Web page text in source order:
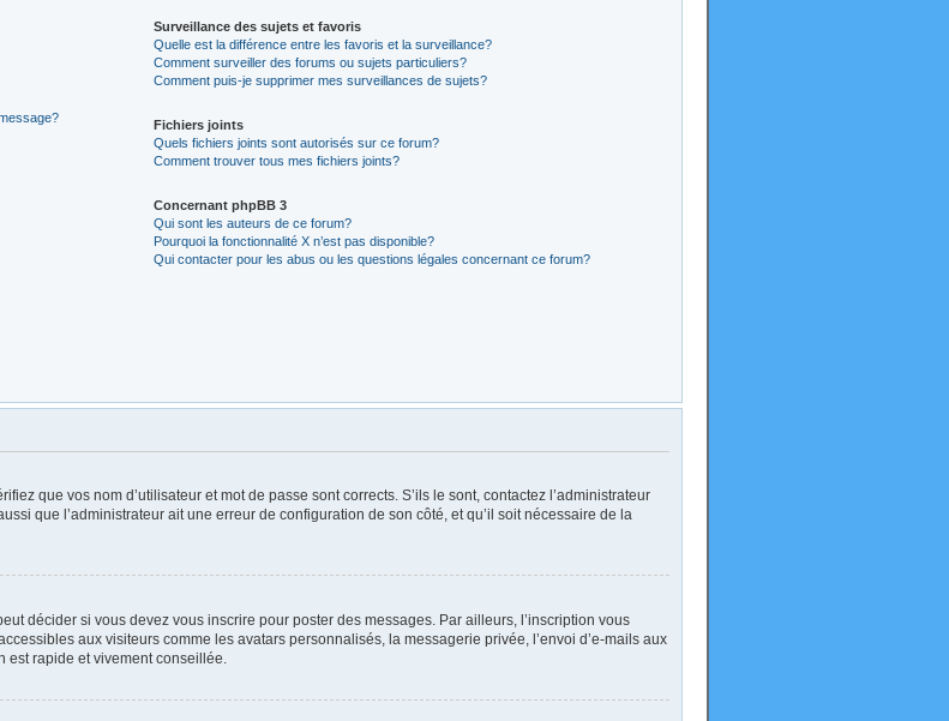
Surveillance des sujets et favoris
Quelle est la différence entre les favoris et la surveillance?
Comment surveiller des forums ou sujets particuliers?
Comment puis-je supprimer mes surveillances de sujets?
Fichiers joints
Quels fichiers joints sont autorisés sur ce forum?
Comment trouver tous mes fichiers joints?
Concernant phpBB 3
Qui sont les auteurs de ce forum?
Pourquoi la fonctionnalité X n’est pas disponible?
Qui contacter pour les abus ou les questions légales concernant ce forum?
que vos nom d’utilisateur et mot de passe sont corrects. S’ils le sont, contactez l’administrateur
que l’administrateur ait une erreur de configuration de son côté, et qu’il soit nécessaire de la
décider si vous devez vous inscrire pour poster des messages. Par ailleurs, l’inscription vous
aux visiteurs comme les avatars personnalisés, la messagerie privée, l’envoi d’e-mails aux
est rapide et vivement conseillée.